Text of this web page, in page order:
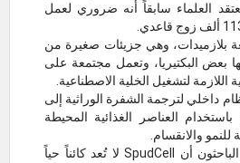
العلماء سابقاً أنه ضروري لعمل
بلازميدات، وهي جزيئات صغيرة من
بعض البكتيريا، وتعمل مجتمعة على
اللازمة لتشغيل الخلية الاصطناعية.
داخلي لترجمة الشفرة الوراثية إلى
العناصر الغذائية المحيطة
للنمو والانقسام.
ورغم هذا التقدم، يؤكد الباحثون أن SpudCell لا تُعد كائناً حياً